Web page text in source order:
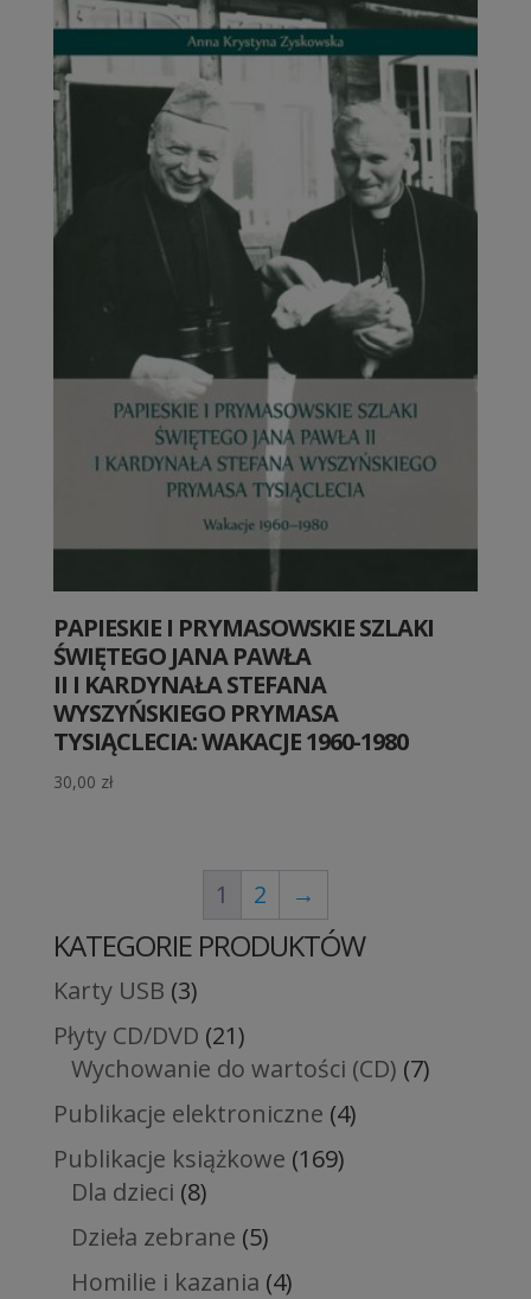
PAPIESKIE I PRYMASOWSKIE SZLAKI
ŚWIĘTEGO JANA PAWŁA
II I KARDYNAŁA STEFANA
WYSZYŃSKIEGO PRYMASA
TYSIĄCLECIA: WAKACJE 1960-1980
30,00 zł
1 2 →
KATEGORIE PRODUKTÓW
Karty USB (3)
Płyty CD/DVD (21)
Wychowanie do wartości (CD) (7)
Publikacje elektroniczne (4)
Publikacje książkowe (169)
Dla dzieci (8)
Dzieła zebrane (5)
Homilie i kazania (4)